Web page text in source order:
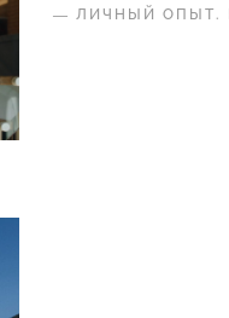
— ЛИЧНЫЙ ОПЫТ.